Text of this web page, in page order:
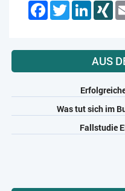
FacebookTwitterLinkedIn
AUS
Was tut sich im
Fallstudie